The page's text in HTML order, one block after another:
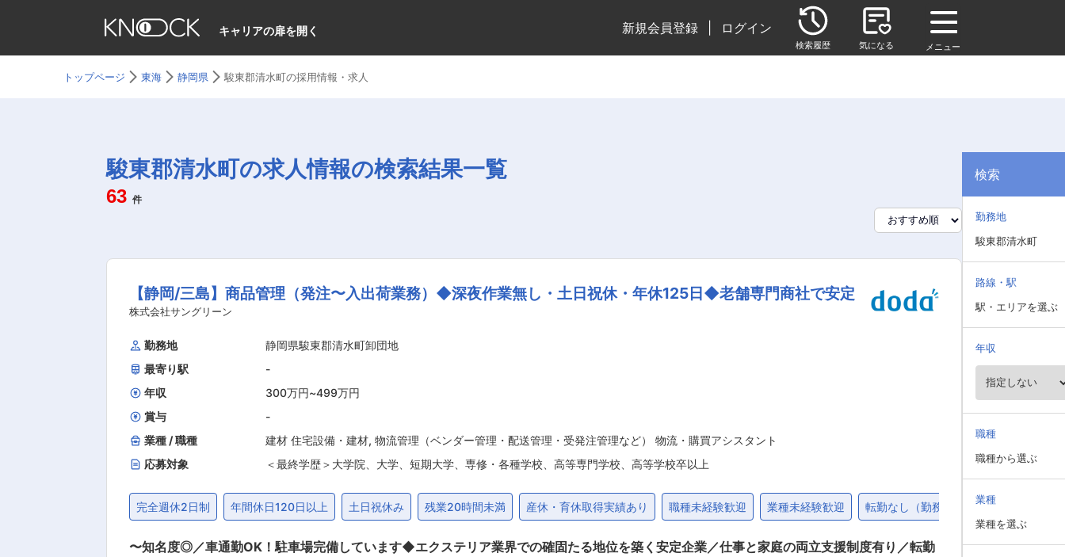
キャリアの扉を開く 新規会員登録 ログイン
検索履歴 気になる メニュー
トップページ 東海 静岡県 駿東郡清水町の採用情報・求人
駿東郡清水町の求人情報の検索結果一覧
63 件
【静岡/三島】商品管理（発注〜入出荷業務）◆深夜作業無し・土日祝休・年休125日◆老舗専門商社で安定
株式会社サングリーン
勤務地
静岡県駿東郡清水町卸団地
最寄り駅
-
年収
300万円~499万円
賞与
-
業種 / 職種
建材 住宅設備・建材, 物流管理（ベンダー管理・配送管理・受発注管理など） 物流・購買アシスタント
応募対象
＜最終学歴＞大学院、大学、短期大学、専修・各種学校、高等専門学校、高等学校卒以上
完全週休2日制 年間休日120日以上 土日祝休み 残業20時間未満 産休・育休取得実績あり 職種未経験歓迎 業種未経験歓迎 転勤なし（勤務地限定）
〜知名度◎／車通勤OK！駐車場完備しています◆エクステリア業界での確固たる地位を築く安定企業／仕事と家庭の両立支援制度有り／転勤
検索
勤務地
駿東郡清水町
路線・駅
駅・エリアを選ぶ
年収
職種
職種から選ぶ
業種
業種を選ぶ